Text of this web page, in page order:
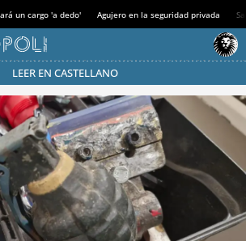
un cargo 'a dedo' Agujero en la seguridad privada
LEER EN CASTELLANO
al MODO AHORRO